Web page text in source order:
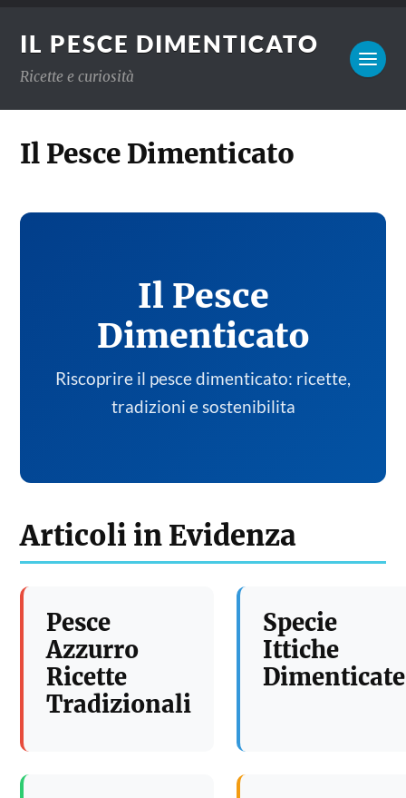
IL PESCE DIMENTICATO
Ricette e curiosità
Il Pesce Dimenticato
Il Pesce
Dimenticato
Riscoprire il pesce dimenticato: ricette,
tradizioni e sostenibilita
Articoli in Evidenza
Pesce
Azzurro
Ricette
Tradizionali
Specie
Ittiche
Dimenticate